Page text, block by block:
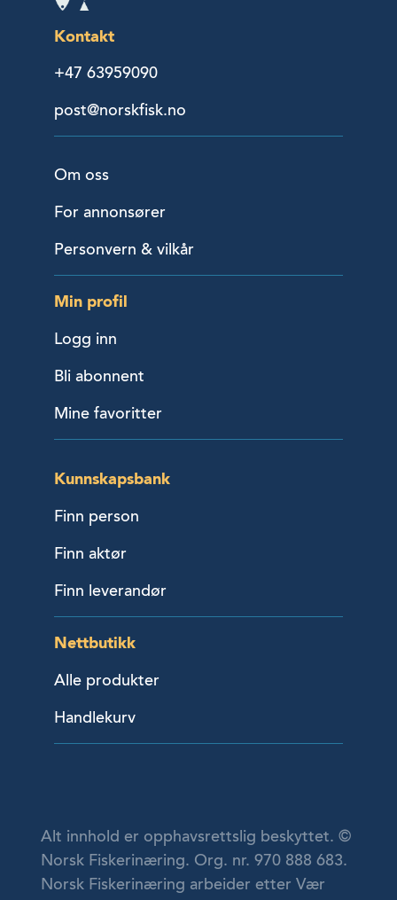
Kontakt
+47 63959090
post@norskfisk.no
Om oss
For annonsører
Personvern & vilkår
Min profil
Logg inn
Bli abonnent
Mine favoritter
Kunnskapsbank
Finn person
Finn aktør
Finn leverandør
Nettbutikk
Alle produkter
Handlekurv
Alt innhold er opphavsrettslig beskyttet. ©
Norsk Fiskerinæring. Org. nr. 970 888 683.
Norsk Fiskerinæring arbeider etter Vær